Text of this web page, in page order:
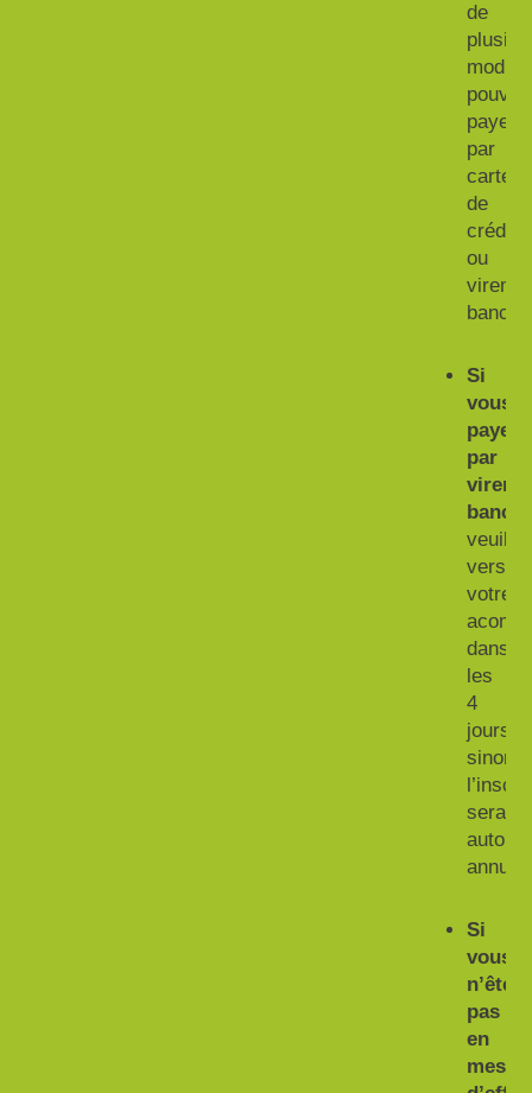
de
pouvez
payer
par
carte
de
crédit
ou
Si
vous
payez
par
verser
votre
dans
les
4
jours,
sinon
sera
Si
vous
n’êtes
pas
en